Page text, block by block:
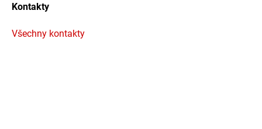
Kontakty
Všechny kontakty